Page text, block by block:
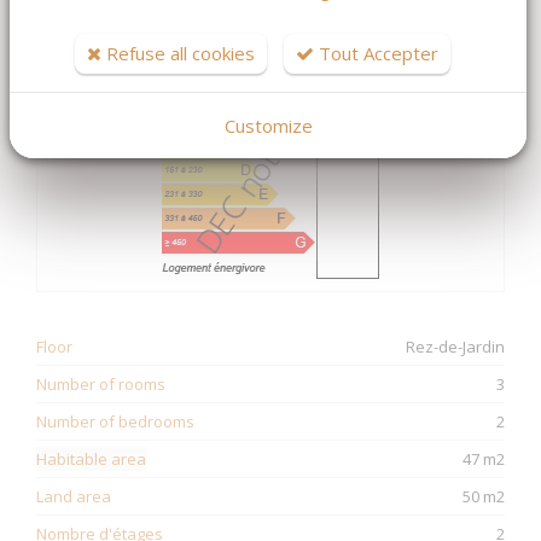
kWhEP/m².an
Floor
Rez-de-Jardin
Number of rooms
3
Number of bedrooms
2
Habitable area
47 m2
Land area
50 m2
Nombre d'étages
2
Refuse all cookies Tout Accepter
Customize